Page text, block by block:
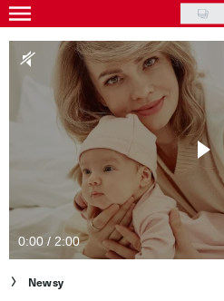
Skip
to
main
Gwiazdy
Moda
Kultura
Wideo
0:00 / 2:00
Newsy